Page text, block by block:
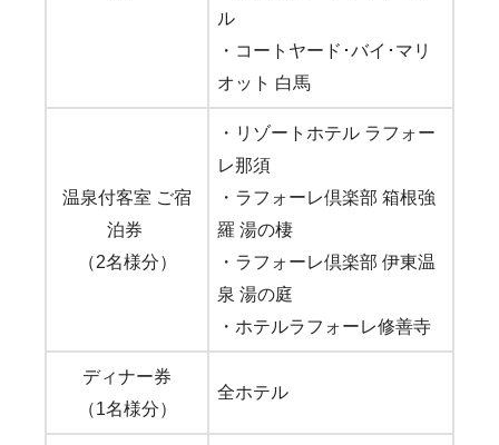
ル
・コートヤード･バイ･マリ
オット 白馬
温泉付客室 ご宿
泊券
（2名様分）
・リゾートホテル ラフォー
レ那須
・ラフォーレ倶楽部 箱根強
羅 湯の棲
・ラフォーレ倶楽部 伊東温
泉 湯の庭
・ホテルラフォーレ修善寺
ディナー券
（1名様分）
全ホテル